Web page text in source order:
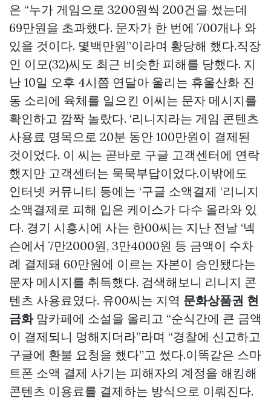
은 “누가 게임으로 3200원씩 200건을 썼는데
69만원을 초과했다. 문자가 한 번에 700개나 와
있을 것이다. 몇백만원”이라며 황당해 했다.직장
인 이모(32)씨도 최근 비슷한 피해를 당했다. 지
난 10일 오후 4시쯤 연달아 울리는 휴울산화 진
동 소리에 육체를 일으킨 이씨는 문자 메시지를
확인하고 깜짝 놀랐다. ‘리니지라는 게임 콘텐츠
사용료 명목으로 20분 동안 100만원이 결제된
것이었다. 이 씨는 곧바로 구글 고객센터에 연락
했지만 고객센터는 묵묵부답이었다.이밖에도
인터넷 커뮤니티 등에는 ‘구글 소액결제 ‘리니지
소액결제로 피해 입은 케이스가 다수 올라와 있
다. 경기 시흥시에 사는 한00씨는 지난 전날 ‘넥
슨에서 7만2000원, 3만4000원 등 금액이 수차
례 결제돼 60만원에 이르는 자본이 승인됐다는
문자 메시지를 취득했다. 검색해보니 리니지 콘
텐츠 사용료였다. 유00씨는 지역 문화상품권 현
금화맘카페에 소설을 올리고 “순식간에 큰 금액
이 결제되니 멍해지더라”라며 “경찰에 신고하고
구글에 환불 요청을 했다”고 썼다.이똑같은 스마
트폰 소액 결제 사기는 피해자의 계정을 해킹해
콘텐츠 이용료를 결제하는 방식으로 이뤄진다.